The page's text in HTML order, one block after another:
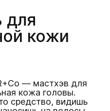
кожи
— мастхэв для
кожа головы.
средство, видишь